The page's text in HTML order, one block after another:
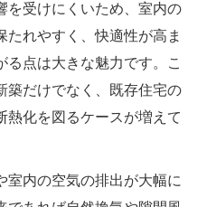
を受けにくいため、室内の
れやすく、快適性が高ま
る点は大きな魅力です。こ
築だけでなく、既存住宅の
熱化を図るケースが増えて
室内の空気の排出が大幅に